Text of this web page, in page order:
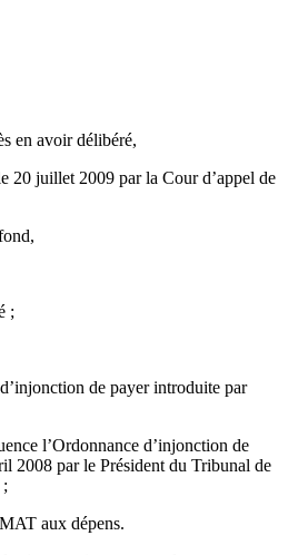
en avoir délibéré,
20 juillet 2009 par la Cour d’appel de
;
de payer introduite par
l’Ordonnance d’injonction de
2008 par le Président du Tribunal de
aux dépens.